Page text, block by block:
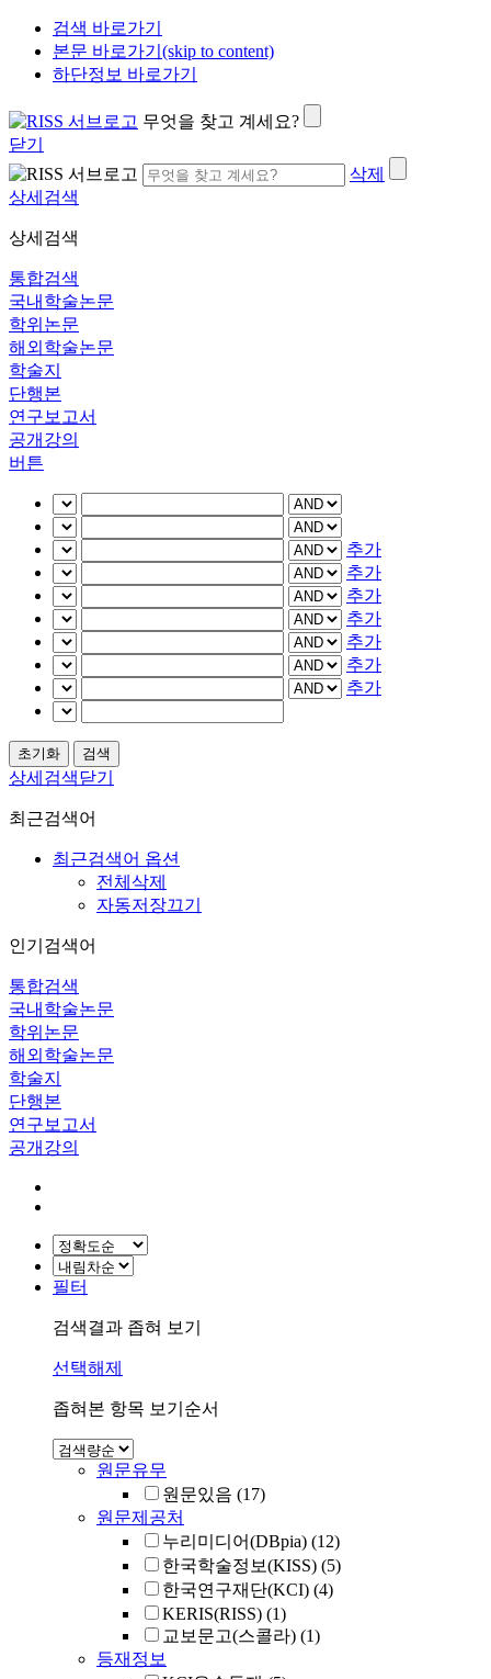
검색 바로가기
본문 바로가기(skip to content)
하단정보 바로가기
무엇을 찾고 계세요?
닫기
삭제
상세검색
상세검색
통합검색
국내학술논문
학위논문
해외학술논문
학술지
단행본
연구보고서
공개강의
버튼
추가
추가
추가
추가
추가
추가
추가
상세검색닫기
최근검색어
최근검색어 옵션
전체삭제
자동저장끄기
인기검색어
통합검색
국내학술논문
학위논문
해외학술논문
학술지
단행본
연구보고서
공개강의
필터
검색결과 좁혀 보기
선택해제
좁혀본 항목 보기순서
원문유무
원문있음 (17)
원문제공처
누리미디어(DBpia) (12)
한국학술정보(KISS) (5)
한국연구재단(KCI) (4)
KERIS(RISS) (1)
교보문고(스콜라) (1)
등재정보